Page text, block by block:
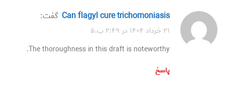
can flagyl cure trichomoniasis گفت:
۲۱ خرداد ۱۴۰۴ در ۲:۴۹ ب.ظ
The thoroughness in this draft is noteworthy.
پاسخ